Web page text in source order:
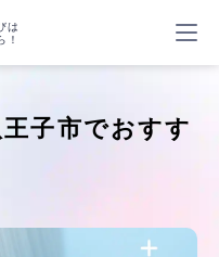
は
！
子市でおすす